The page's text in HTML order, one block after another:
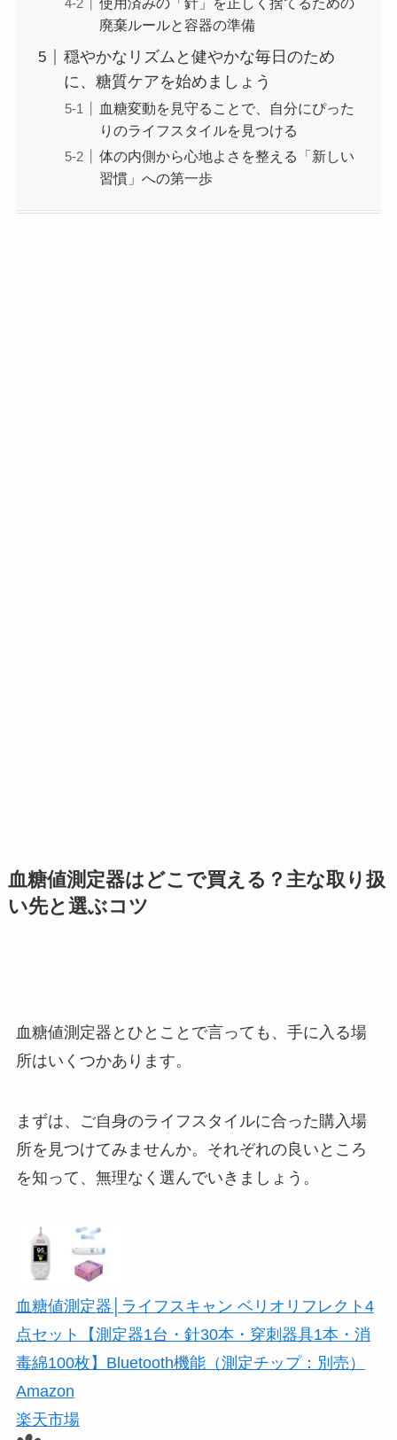
廃棄ルールと容器の準備
穏やかなリズムと健やかな毎日のため
に、糖質ケアを始めましょう
血糖変動を見守ることで、自分にぴった
りのライフスタイルを見つける
体の内側から心地よさを整える「新しい
習慣」への第一歩
血糖値測定器はどこで買える？主な取り扱
い先と選ぶコツ
血糖値測定器とひとことで言っても、手に入る場
所はいくつかあります。
まずは、ご自身のライフスタイルに合った購入場
所を見つけてみませんか。それぞれの良いところ
を知って、無理なく選んでいきましょう。
血糖値測定器│ライフスキャン ベリオリフレクト4
点セット【測定器1台・針30本・穿刺器具1本・消
毒綿100枚】Bluetooth機能（測定チップ：別売）
Amazon
楽天市場